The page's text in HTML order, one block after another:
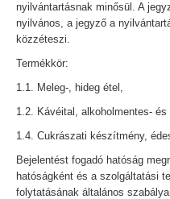
nyilvántartásnak minősül. A
nyilvános, a jegyző a
közzéteszi.
Termékkör:
1.1. Meleg-, hideg étel,
1.2. Kávéital, alkoholmentes-
1.4. Cukrászati készítmény,
Bejelentést fogadó hatóság
hatóságként és a szolgáltatási
folytatásának általános